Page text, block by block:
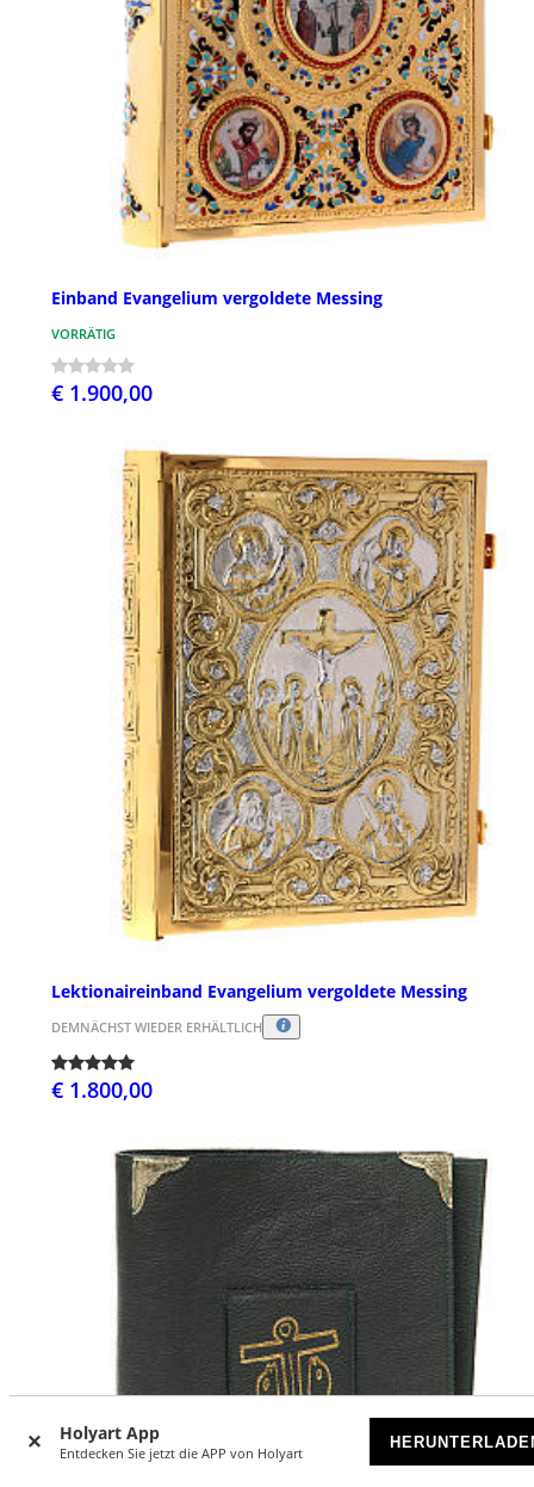
Holyart App
Entdecken Sie jetzt die APP von Holyart
Einband Evangelium vergoldete Messing
VORRÄTIG
€ 1.900,00
Lektionaireinband Evangelium vergoldete Messing
DEMNÄCHST WIEDER ERHÄLTLICH
€ 1.800,00